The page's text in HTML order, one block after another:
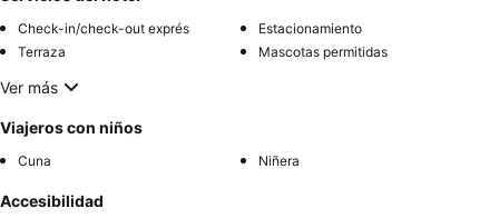
Check-in/check-out exprés
Estacionamiento
Terraza
Mascotas permitidas
Ver más
Viajeros con niños
Cuna Niñera
Accesibilidad